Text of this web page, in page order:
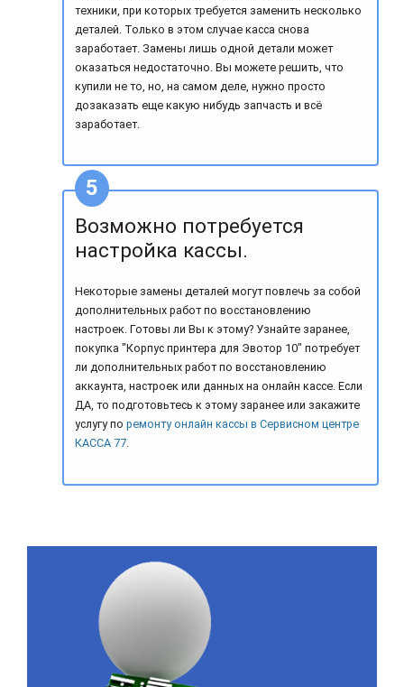
техники, при которых требуется заменить несколько
деталей. Только в этом случае касса снова
заработает. Замены лишь одной детали может
оказаться недостаточно. Вы можете решить, что
купили не то, но, на самом деле, нужно просто
дозаказать еще какую нибудь запчасть и всё
заработает.
Возможно потребуется
настройка кассы.
Некоторые замены деталей могут повлечь за собой
дополнительных работ по восстановлению
настроек. Готовы ли Вы к этому? Узнайте заранее,
покупка "Корпус принтера для Эвотор 10" потребует
ли дополнительных работ по восстановлению
аккаунта, настроек или данных на онлайн кассе. Если
ДА, то подготовьтесь к этому заранее или закажите
услугу поремонту онлайн кассы в Сервисном центре
КАССА 77.